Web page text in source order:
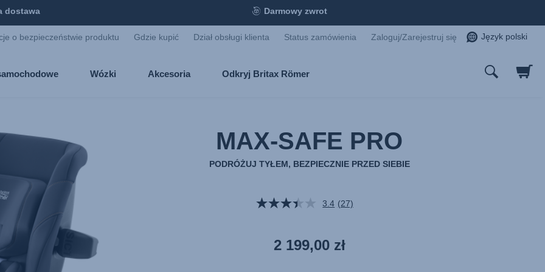
dostawa Darmowy zwrot
o bezpieczeństwie produktu Gdzie kupić Dział obsługi klienta Status zamówienia Zaloguj/Zarejestruj się Język polski
Wózki Akcesoria Odkryj Britax Römer
MAX-SAFE PRO
PODRÓŻUJ TYŁEM, BEZPIECZNIE PRZED SIEBIE
3.4 Czytaj
do
(27)
2 199,00 zł